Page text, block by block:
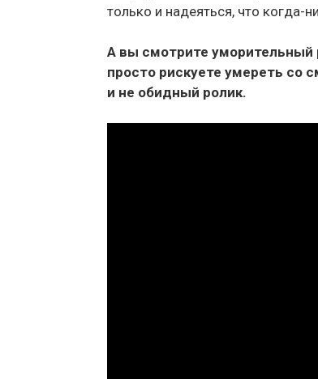
только и надеяться, что когда-
А вы смотрите уморительный
просто рискуете умереть со
и не обидный ролик.